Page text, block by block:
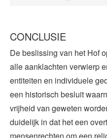
CONCLUSIE
De beslissing van het Hof
alle aanklachten verwierp
entiteiten en individuele
een historisch besluit
vrijheid van geweten
duidelijk in dat het een